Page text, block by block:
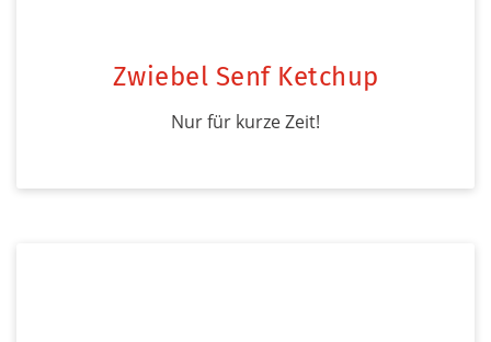
Zwiebel Senf Ketchup
Nur für kurze Zeit!